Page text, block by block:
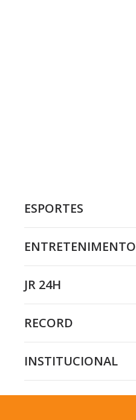
ESPORTES
ENTRETENIMENTO
JR 24H
RECORD
INSTITUCIONAL